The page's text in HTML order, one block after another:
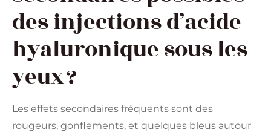
des injections d’acide
hyaluronique sous les
yeux ?
Les effets secondaires fréquents sont des
rougeurs, gonflements, et quelques bleus autour